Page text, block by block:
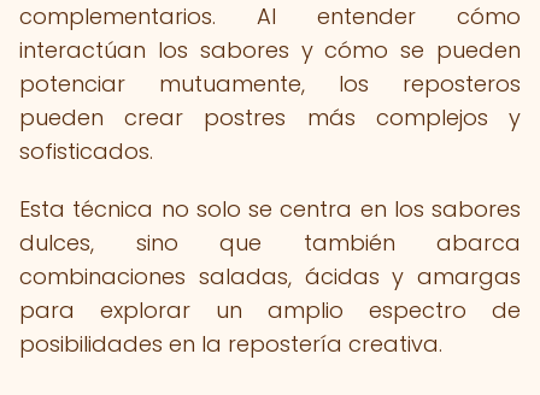
complementarios. Al entender cómo
interactúan los sabores y cómo se pueden
potenciar mutuamente, los reposteros
pueden crear postres más complejos y
sofisticados.
Esta técnica no solo se centra en los sabores
dulces, sino que también abarca
combinaciones saladas, ácidas y amargas
para explorar un amplio espectro de
posibilidades en la repostería creativa.